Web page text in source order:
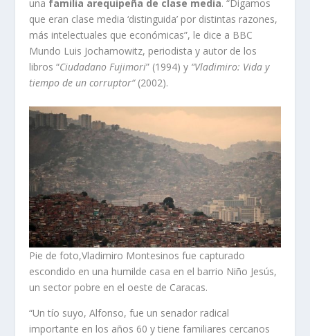
una familia arequipeña de clase media. “Digamos
que eran clase media ‘distinguida’ por distintas razones,
más intelectuales que económicas”, le dice a BBC
Mundo Luis Jochamowitz, periodista y autor de los
libros “Ciudadano Fujimori” (1994) y “Vladimiro: Vida y
tiempo de un corruptor“(2002).
Pie de foto,Vladimiro Montesinos fue capturado
escondido en una humilde casa en el barrio Niño Jesús,
un sector pobre en el oeste de Caracas.
“Un tío suyo, Alfonso, fue un senador radical
importante en los años 60 y tiene familiares cercanos